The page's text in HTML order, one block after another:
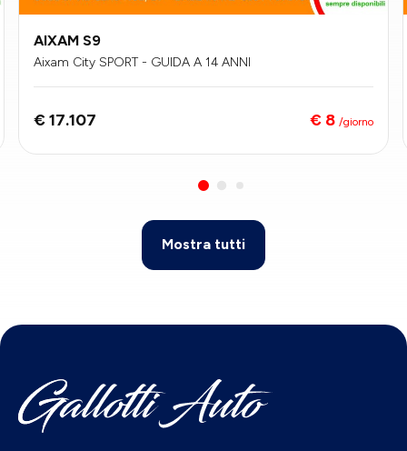
AIXAM S9
Aixam City SPORT - GUIDA A 14 ANNI
€ 17.107 € 8 /giorno
Mostra tutti